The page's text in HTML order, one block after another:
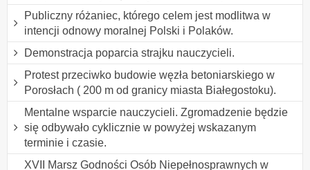
Publiczny różaniec, którego celem jest modlitwa w
intencji odnowy moralnej Polski i Polaków.
Demonstracja poparcia strajku nauczycieli.
Protest przeciwko budowie węzła betoniarskiego w
Porosłach ( 200 m od granicy miasta Białegostoku).
Mentalne wsparcie nauczycieli. Zgromadzenie będzie
się odbywało cyklicznie w powyżej wskazanym
terminie i czasie.
XVII Marsz Godności Osób Niepełnosprawnych w